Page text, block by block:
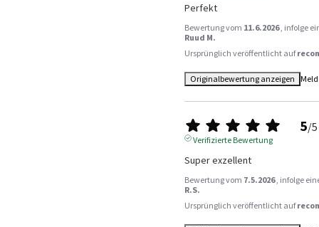
Perfekt
Bewertung vom 11.6.2026 , infolge
Ruud M.
Ursprünglich veröffentlicht auf
Originalbewertung anzeigen
5/5
Verifizierte Bewertung
Super exzellent
Bewertung vom 7.5.2026 , infolge
R.S.
Ursprünglich veröffentlicht auf